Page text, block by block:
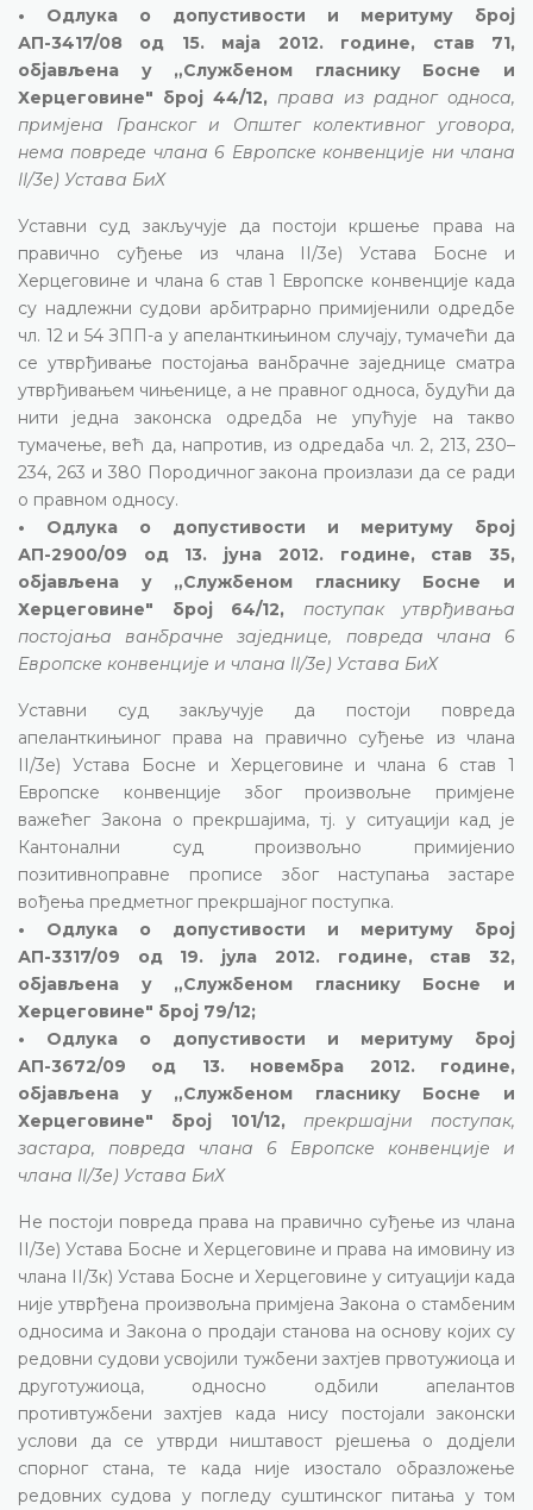
• Одлука о допустивости и меритуму број
АП-3417/08 од 15. маја 2012. године, став 71,
објављена у „Службеном гласнику Босне и
Херцеговине" број 44/12, права из радног односа,
примјена Гранског и Општег колективног уговора,
нема повреде члана 6 Европске конвенције ни члана
II/3е) Устава БиХ
Уставни суд закључује да постоји кршење права на
правично суђење из члана II/3е) Устава Босне и
Херцеговине и члана 6 став 1 Европске конвенције када
су надлежни судови арбитрарно примијенили одредбе
чл. 12 и 54 ЗПП-а у апеланткињином случају, тумачећи да
се утврђивање постојања ванбрачне заједнице сматра
утврђивањем чињенице, а не правног односа, будући да
нити једна законска одредба не упућује на такво
тумачење, већ да, напротив, из одредаба чл. 2, 213, 230–
234, 263 и 380 Породичног закона произлази да се ради
о правном односу.
• Одлука о допустивости и меритуму број
АП-2900/09 од 13. јуна 2012. године, став 35,
објављена у „Службеном гласнику Босне и
Херцеговине" број 64/12, поступак утврђивања
постојања ванбрачне заједнице, повреда члана 6
Европске конвенције и члана II/3е) Устава БиХ
Уставни суд закључује да постоји повреда
апеланткињиног права на правично суђење из члана
II/3е) Устава Босне и Херцеговине и члана 6 став 1
Европске конвенције због произвољне примјене
важећег Закона о прекршајима, тј. у ситуацији кад је
Кантонални суд произвољно примијенио
позитивноправне прописе због наступања застаре
вођења предметног прекршајног поступка.
• Одлука о допустивости и меритуму број
АП-3317/09 од 19. јула 2012. године, став 32,
објављена у „Службеном гласнику Босне и
Херцеговине" број 79/12;
• Одлука о допустивости и меритуму број
АП-3672/09 од 13. новембра 2012. године,
објављена у „Службеном гласнику Босне и
Херцеговине" број 101/12, прекршајни поступак,
застара, повреда члана 6 Европске конвенције и
члана II/3е) Устава БиХ
Не постоји повреда права на правично суђење из члана
II/3е) Устава Босне и Херцеговине и права на имовину из
члана II/3к) Устава Босне и Херцеговине у ситуацији када
није утврђена произвољна примјена Закона о стамбеним
односима и Закона о продаји станова на основу којих су
редовни судови усвојили тужбени захтјев првотужиоца и
друготужиоца, односно одбили апелантов
противтужбени захтјев када нису постојали законски
услови да се утврди ништавост рјешења о додјели
спорног стана, те када није изостало образложење
редовних судова у погледу суштинског питања у том